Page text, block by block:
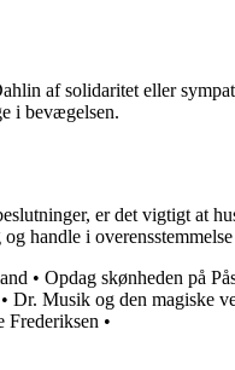
af solidaritet eller
i bevægelsen.
er det vigtigt at
handle i overensstemmelse
• Opdag skønheden på
• Dr. Musik og den magiske
Frederiksen •